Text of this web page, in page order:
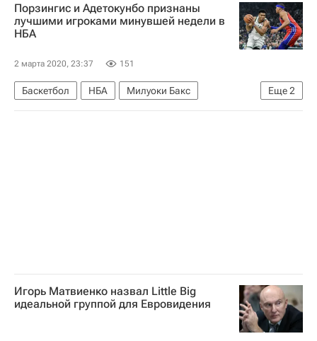
Следственный комитет России (СК РФ)
Россия
Порзингис и Адетокунбо признаны
лучшими игроками минувшей недели в
НБА
2 марта 2020, 23:37 151
Еще2
Баскетбол НБА
Милуоки Бакс
Даллас Мэверикс
Яннис Адетокунбо
Игорь Матвиенко назвал Little Big
идеальной группой для Евровидения